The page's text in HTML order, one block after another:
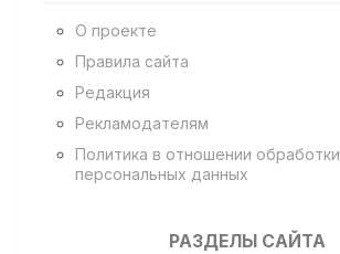
О проекте
Правила сайта
Редакция
Рекламодателям
Политика в отношении обработки
персональных данных
РАЗДЕЛЫ САЙТА